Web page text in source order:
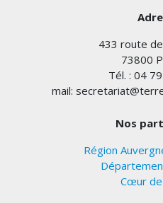
433 route
73800
Tél. : 04
mail:
Nos
Région
Cœur de